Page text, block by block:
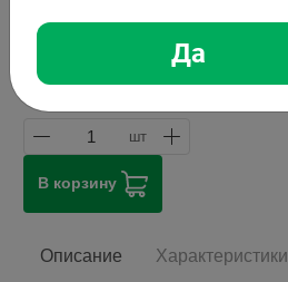
999,99 ₽
Стоимость999,99 ₽
1 шт
В корзину
Описание Характеристики
Да